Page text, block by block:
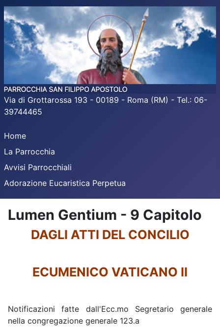
Via di Grottarossa 193 - 00189 - Roma (RM) - Tel.: 06-
39744465
Home
La Parrocchia
Avvisi Parrocchiali
Adorazione Eucaristica Perpetua
Lumen Gentium - 9 Capitolo
DAGLI ATTI DEL CONCILIO
ECUMENICO VATICANO II
Notificazioni fatte dall'Ecc.mo Segretario generale
nella congregazione generale 123.a